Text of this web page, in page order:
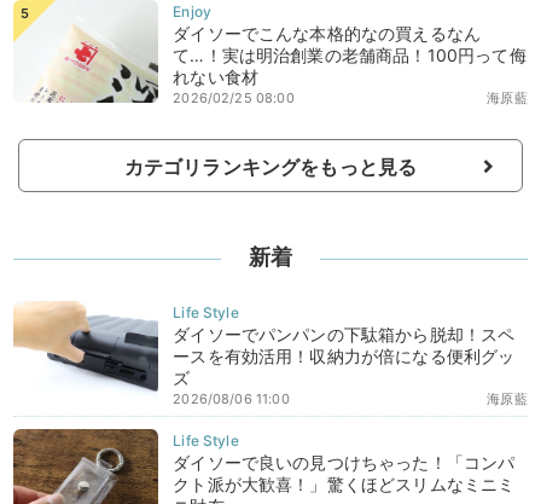
ダイソーでこんな本格的なの買えるなん
て…！実は明治創業の老舗商品！100円って侮
れない食材
海原藍
2026/02/25 08:00
カテゴリランキングをもっと見る
新着
ダイソーでパンパンの下駄箱から脱却！スペ
ースを有効活用！収納力が倍になる便利グッ
ズ
海原藍
2026/08/06 11:00
ダイソーで良いの見つけちゃった！「コンパ
クト派が大歓喜！」驚くほどスリムなミニミ